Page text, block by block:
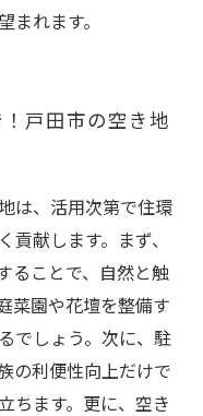
まれます。
戸田市の空き地
は、活用次第で住環
献します。まず、
ることで、自然と触
菜園や花壇を整備す
でしょう。次に、駐
の利便性向上だけで
ちます。更に、空き